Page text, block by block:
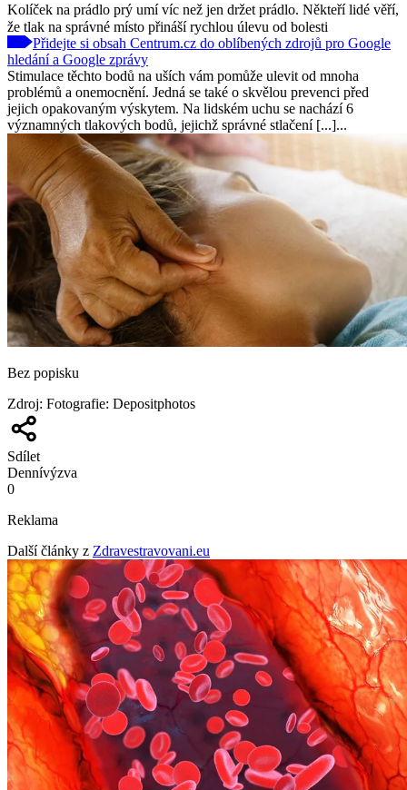
Kolíček na prádlo prý umí víc než jen držet prádlo. Někteří lidé věří,
že tlak na správné místo přináší rychlou úlevu od bolesti
Přidejte si obsah Centrum.cz do oblíbených zdrojů pro Google
hledání a Google zprávy
Stimulace těchto bodů na uších vám pomůže ulevit od mnoha
problémů a onemocnění. Jedná se také o skvělou prevenci před
jejich opakovaným výskytem. Na lidském uchu se nachází 6
významných tlakových bodů, jejichž správné stlačení [...]...
Bez popisku
Zdroj: Fotografie: Depositphotos
Sdílet
Dennívýzva
0
Reklama
Další články z Zdravestravovani.eu